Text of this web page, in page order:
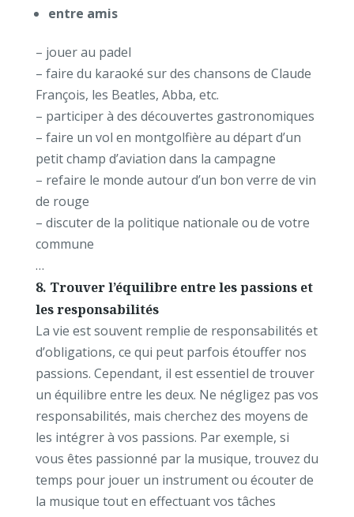
entre amis
– jouer au padel
– faire du karaoké sur des chansons de Claude
François, les Beatles, Abba, etc.
– participer à des découvertes gastronomiques
– faire un vol en montgolfière au départ d’un
petit champ d’aviation dans la campagne
– refaire le monde autour d’un bon verre de vin
de rouge
– discuter de la politique nationale ou de votre
commune
…
8. Trouver l’équilibre entre les passions et
les responsabilités
La vie est souvent remplie de responsabilités et
d’obligations, ce qui peut parfois étouffer nos
passions. Cependant, il est essentiel de trouver
un équilibre entre les deux. Ne négligez pas vos
responsabilités, mais cherchez des moyens de
les intégrer à vos passions. Par exemple, si
vous êtes passionné par la musique, trouvez du
temps pour jouer un instrument ou écouter de
la musique tout en effectuant vos tâches